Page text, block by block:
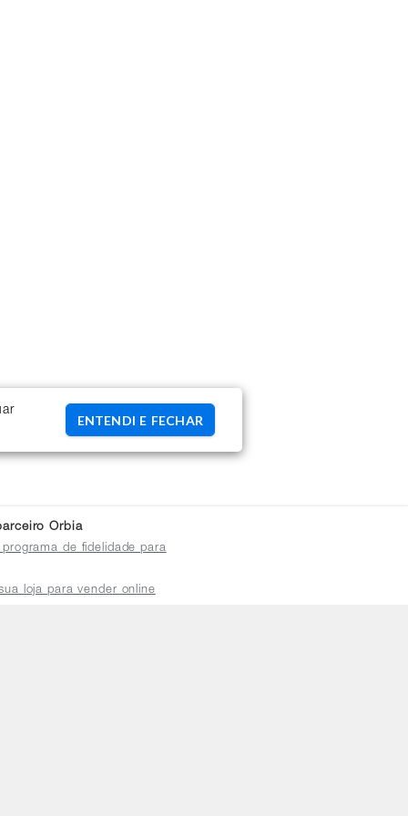
ENTENDI E FECHAR
Orbia
programa de fidelidade para
loja para vender online